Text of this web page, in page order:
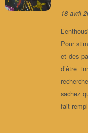
18 avril
Pour
et des
d’être
sachez
fait